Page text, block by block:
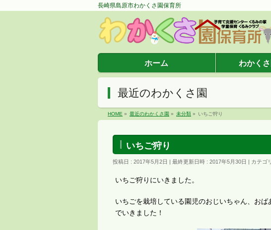
長崎県島原市わかくさ園保育所
ホーム わかく
最近のわかくさ園
HOME » 最近のわかくさ園 » 未分類 » いちご狩り
いちご狩り
投稿日 : 2017年5月2日 最終更新日時 : 2017年5月30日 カテゴ
いちご狩りにいきました。
いちごを栽培している園児のおじいちゃん、お
でいきました！